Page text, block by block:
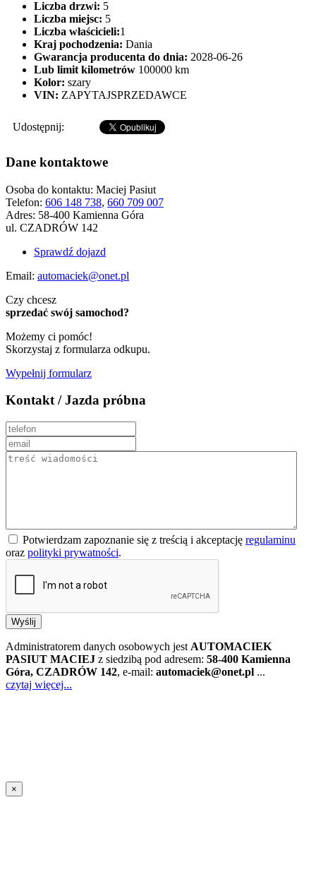
Liczba drzwi: 5
Liczba miejsc: 5
Liczba właścicieli:1
Kraj pochodzenia: Dania
Gwarancja producenta do dnia: 2028-06-26
Lub limit kilometrów 100000 km
Kolor: szary
VIN: ZAPYTAJSPRZEDAWCE
Udostępnij:
Dane kontaktowe
Osoba do kontaktu: Maciej Pasiut
Telefon: 606 148 738, 660 709 007
Adres: 58-400 Kamienna Góra
ul. CZADRÓW 142
Sprawdź dojazd
Email: automaciek@onet.pl
Czy chcesz
sprzedać swój samochod?
Możemy ci pomóc!
Skorzystaj z formularza odkupu.
Wypełnij formularz
Kontakt / Jazda próbna
Potwierdzam zapoznanie się z treścią i akceptację regulaminu
oraz polityki prywatności.
Wyślij
Administratorem danych osobowych jest AUTOMACIEK
PASIUT MACIEJ z siedzibą pod adresem: 58-400 Kamienna
Góra, CZADRÓW 142, e-mail: automaciek@onet.pl ...
czytaj więcej...
×